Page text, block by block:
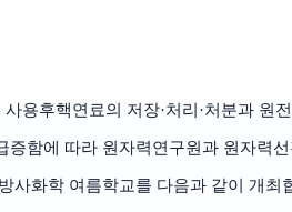
용후핵연료의 저장·처리·처분과 원
증함에 따라 원자력연구원과 원자력
사화학 여름학교를 다음과 같이 개최